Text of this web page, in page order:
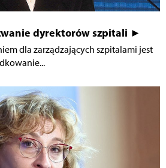
dyrektorów szpitali ►
dla zarządzających szpitalami jest